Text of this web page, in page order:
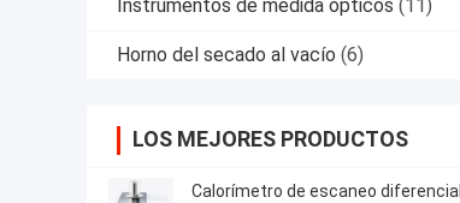
Instrumentos de medida ópticos (11)
Horno del secado al vacío (6)
LOS MEJORES PRODUCTOS
Calorímetro de escaneo diferencial